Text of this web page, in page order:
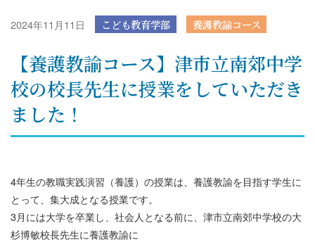
2024年11月11日 こども教育学部 養護教諭コース
【養護教諭コース】津市立南郊中学
校の校長先生に授業をしていただき
ました！
4年生の教職実践演習（養護）の授業は、養護教諭を目指す学生に
とって、集大成となる授業です。
3月には大学を卒業し、社会人となる前に、津市立南郊中学校の大
杉博敏校長先生に養護教諭に